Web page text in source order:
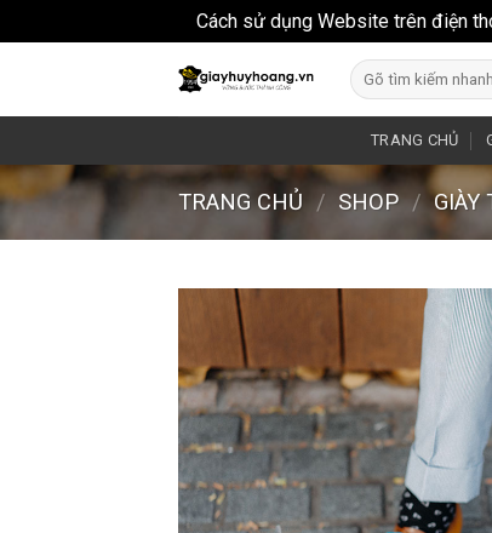
Cách sử dụng Website trên điện
content
Search
for:
TRANG CHỦ
TRANG CHỦ / SHOP / GIÀY